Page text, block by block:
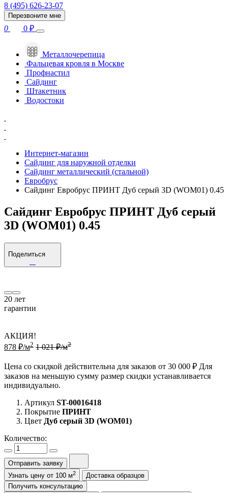
8 (495) 626-23-07
Перезвоните мне
0 0 ₽
Металлочерепица
Фальцевая кровля в Москве
Профнастил
Сайдинг
Штакетник
Водостоки
Интернет-магазин
Сайдинг для наружной отделки
Сайдинг металлический (стальной)
Евробрус
Сайдинг Евробрус ПРИНТ Дуб серый 3D (WOM01) 0.45
Сайдинг Евробрус ПРИНТ Дуб серый
3D (WOM01) 0.45
Поделиться
20 лет
гарантии
АКЦИЯ!
878 ₽/м2 1 021 ₽/м2
Цена со скидкой действительна для заказов от 30 000 ₽ Для
заказов на меньшую сумму размер скидки устанавливается
индивидуально.
Артикул ST-00016418
Покрытие ПРИНТ
Цвет Дуб серый 3D (WOM01)
Количество:
Отправить заявку
Узнать цену от 100 м2
Доставка образцов
Получить консультацию